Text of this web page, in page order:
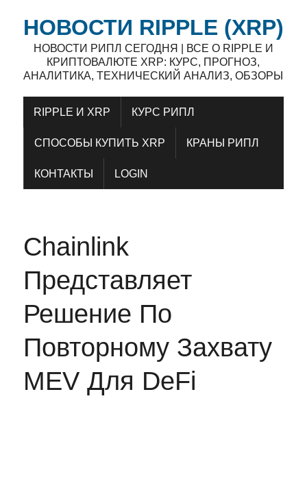
НОВОСТИ RIPPLE (XRP)
НОВОСТИ РИПЛ СЕГОДНЯ | ВСЕ О RIPPLE И
КРИПТОВАЛЮТЕ XRP: КУРС, ПРОГНОЗ,
АНАЛИТИКА, ТЕХНИЧЕСКИЙ АНАЛИЗ, ОБЗОРЫ
RIPPLE И XRP КУРС РИПЛ
СПОСОБЫ КУПИТЬ XRP КРАНЫ РИПЛ
КОНТАКТЫ LOGIN
Chainlink
Представляет
Решение По
Повторному Захвату
MEV Для DeFi